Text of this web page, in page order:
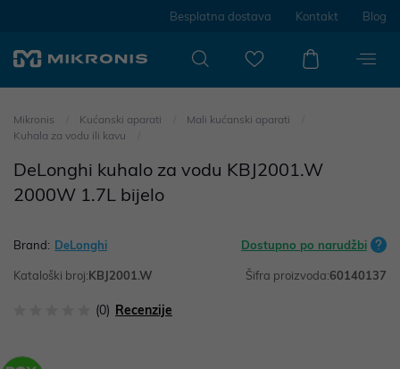
Besplatna dostava Kontakt Blog
Mikronis Kućanski aparati
Mali kućanski aparati
Kuhala za vodu ili kavu
DeLonghi kuhalo za vodu KBJ2001.W
2000W 1.7L bijelo
Brand: DeLonghi Dostupno po narudžbi
Kataloški broj:KBJ2001.W Šifra proizvoda:60140137
(0) Recenzije